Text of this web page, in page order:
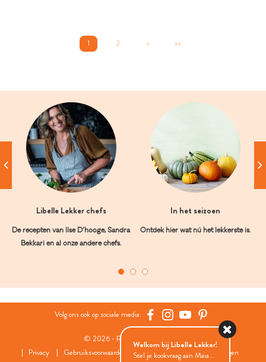
1 2 > >>
Libelle Lekker chefs
De recepten van Ilse D’hooge, Sandra
Bekkari en al onze andere chefs.
In het seizoen
Ontdek hier wat nú het lekkerste is.
Volg ons ook op sociale media:
© 2026 - Roularta Media Group
Privacy
Gebruiksvoorwaarden Cookies Cookies instellingen
Welkom bij Libelle Lekker!
Stel je kookvraag aan Maia...